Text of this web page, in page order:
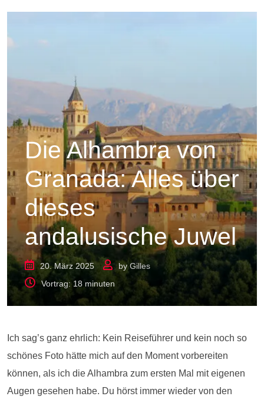
Die Alhambra von
Granada: Alles über
dieses
andalusische Juwel
20. März 2025 byGilles
Vortrag: 18 minuten
Ich sag’s ganz ehrlich: Kein Reiseführer und kein noch so
schönes Foto hätte mich auf den Moment vorbereiten
können, als ich die Alhambra zum ersten Mal mit eigenen
Augen gesehen habe. Du hörst immer wieder von den